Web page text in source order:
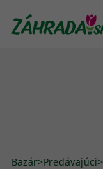
Bazár>Predávajúci>